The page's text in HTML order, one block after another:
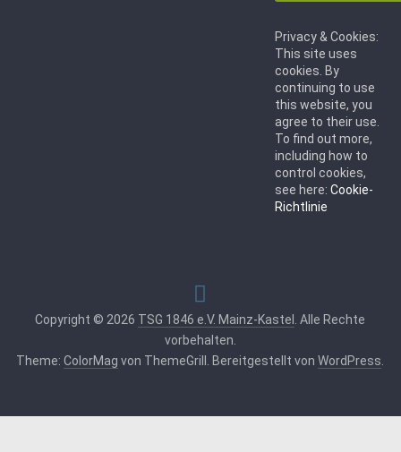
Privacy & Cookies:
This site uses
cookies. By
continuing to use
this website, you
agree to their use.
To find out more,
including how to
control cookies,
see here: Cookie-
Richtlinie
Copyright © 2026 TSG 1846 e.V. Mainz-Kastel
. Alle Rechte
vorbehalten.
Theme:ColorMag von ThemeGrill. Bereitgestellt vonWordPress